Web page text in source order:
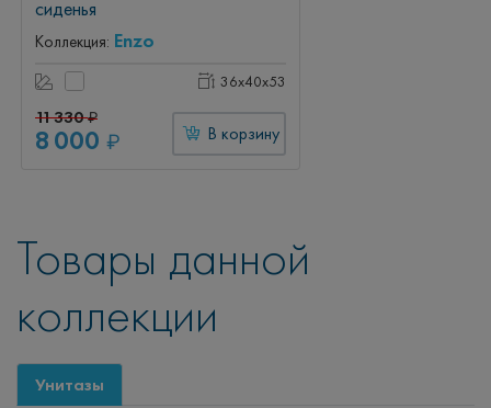
сиденья
Коллекция: Enzo
36x40x53
11 330₽
8 000 ₽ В корзину
Товары данной
коллекции
Унитазы